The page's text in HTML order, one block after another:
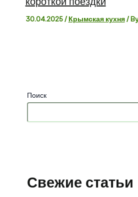
30.04.2025/ Крымская кухня/
Поиск
Свежие статьи